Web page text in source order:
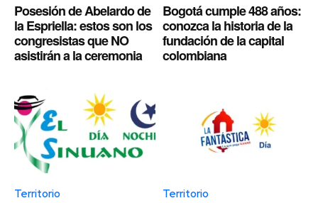
Posesión de Abelardo de
la Espriella: estos son los
congresistas que NO
asistirán a la ceremonia
Bogotá cumple 488 años:
conozca la historia de la
fundación de la capital
colombiana
Territorio Territorio